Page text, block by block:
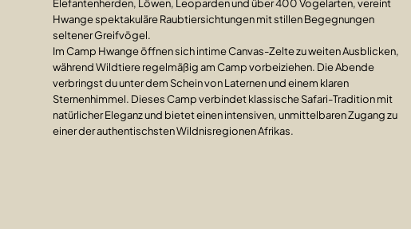
Elefantenherden, Löwen, Leoparden und über 400 Vogelarten, vereint
Hwange spektakuläre Raubtiersichtungen mit stillen Begegnungen
seltener Greifvögel.
Im Camp Hwange öffnen sich intime Canvas-Zelte zu weiten Ausblicken,
während Wildtiere regelmäßig am Camp vorbeiziehen. Die Abende
verbringst du unter dem Schein von Laternen und einem klaren
Sternenhimmel. Dieses Camp verbindet klassische Safari-Tradition mit
natürlicher Eleganz und bietet einen intensiven, unmittelbaren Zugang zu
einer der authentischsten Wildnisregionen Afrikas.